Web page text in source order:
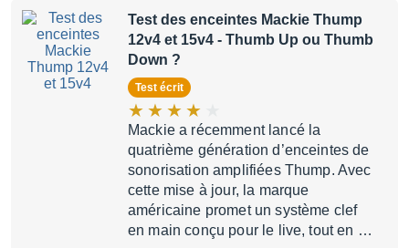
Test des enceintes Mackie Thump
12v4 et 15v4 - Thumb Up ou Thumb
Down ?
Test écrit
Mackie a récemment lancé la
quatrième génération d’enceintes de
sonorisation amplifiées Thump. Avec
cette mise à jour, la marque
américaine promet un système clef
en main conçu pour le live, tout en …